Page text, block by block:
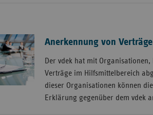
Anerkennung von
Der vdek hat mit
Verträge im Hilfsmittelbereich
dieser Organisationen können
Erklärung gegenüber dem vdek